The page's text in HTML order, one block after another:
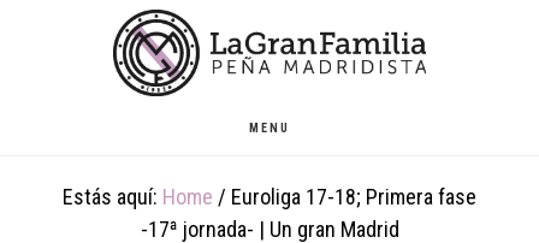
MENU
Estás aquí: Home / Euroliga 17-18; Primera fase
-17ª jornada- | Un gran Madrid